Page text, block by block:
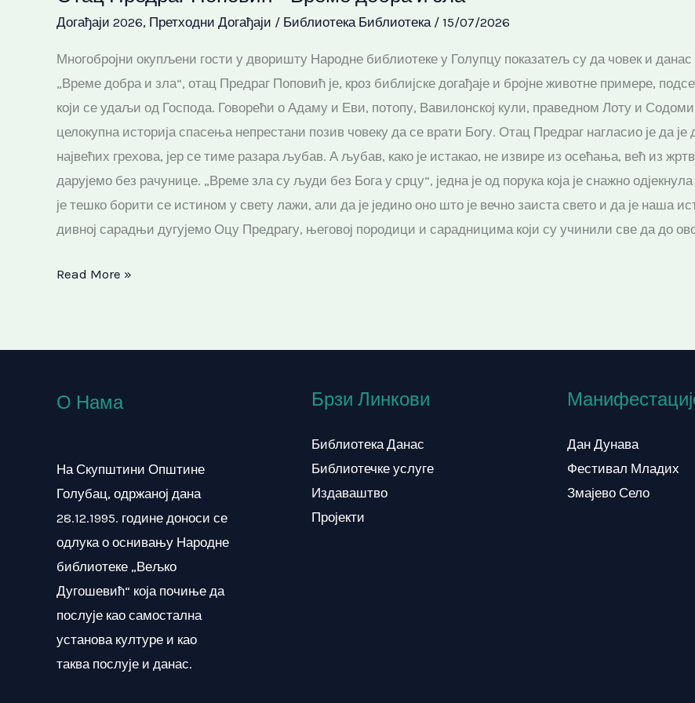
Догађаји 2026, Претходни Догађаји / Библиотека Библиотека / 15/07/2026
Многобројни окупљени гости у дворишту Народне библиотеке у Голупцу показатељ су да човек и
„Време добра и зла“, отац Предраг Поповић је, кроз библијске догађаје и бројне животне примере,
који се удаљи од Господа. ​Говорећи о Адаму и Еви, потопу, Вавилонској кули, праведном Лоту и Содоми
целокупна историја спасења непрестани позив човеку да се врати Богу. Отац Предраг нагласио је да
највећих грехова, јер се тиме разара љубав. А љубав, како је истакао, не извире из осећања, већ из
дарујемо без рачунице. „Време зла су људи без Бога у срцу“, једна је од порука која је снажно
је тешко борити се истином у свету лажи, али да је једино оно што је вечно заиста свето и да је наша
дивној сарадњи дугујемо Оцу Предрагу, његовој породици и сарадницима који су учинили све да до
–
зла
Read More »
О Нама
На Скупштини Општине
Голубац, одржаној дана
28.12.1995. године доноси се
одлука о оснивању Народне
библиотеке „Вељко
Дугошевић“ која почиње да
послује као самостална
установа културе и као
таква послује и данас.
Брзи Линкови
Библиотека Данас
Библиотечке услуге
Издаваштво
Пројекти
Дан Дунава
Фестивал Младих
Змајево Село